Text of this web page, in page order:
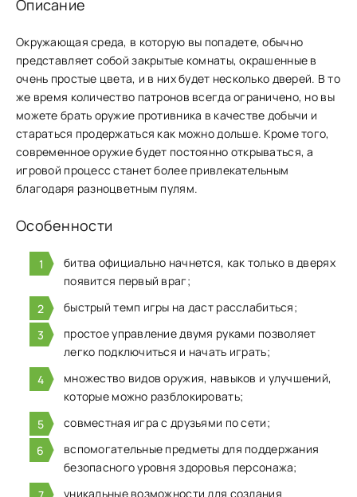
Описание
Окружающая среда, в которую вы попадете, обычно
представляет собой закрытые комнаты, окрашенные в
очень простые цвета, и в них будет несколько дверей. В то
же время количество патронов всегда ограничено, но вы
можете брать оружие противника в качестве добычи и
стараться продержаться как можно дольше. Кроме того,
современное оружие будет постоянно открываться, а
игровой процесс станет более привлекательным
благодаря разноцветным пулям.
Особенности
битва официально начнется, как только в дверях
появится первый враг;
быстрый темп игры на даст расслабиться;
простое управление двумя руками позволяет
легко подключиться и начать играть;
множество видов оружия, навыков и улучшений,
которые можно разблокировать;
совместная игра с друзьями по сети;
вспомогательные предметы для поддержания
безопасного уровня здоровья персонажа;
уникальные возможности для создания